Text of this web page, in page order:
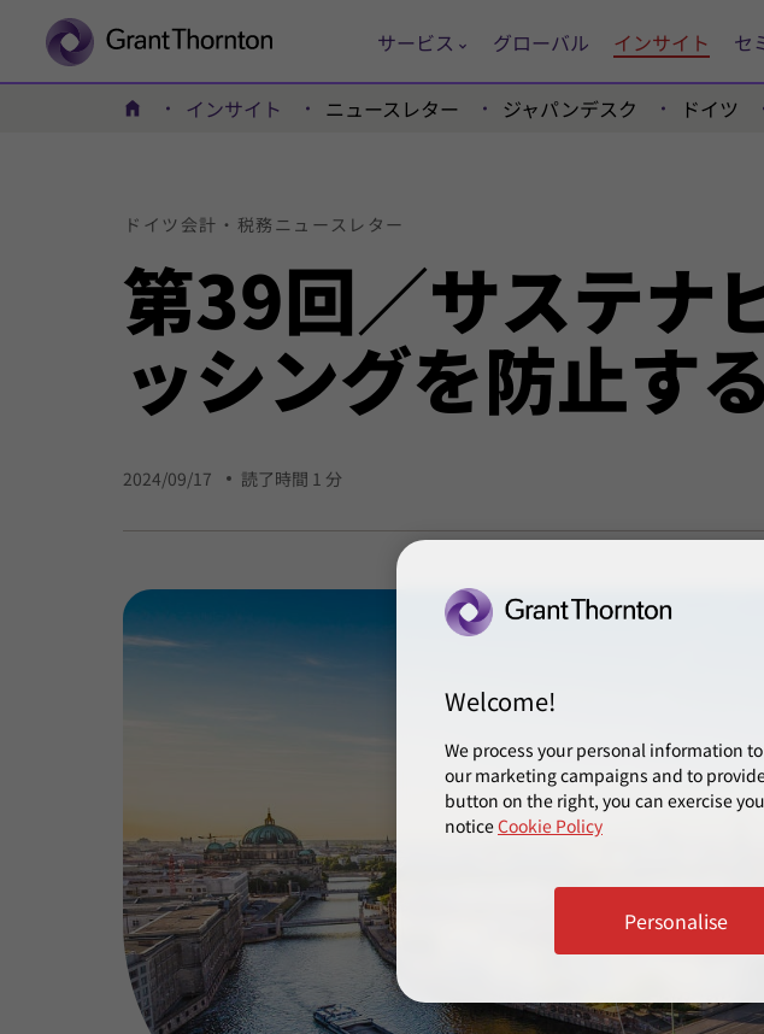
サービス グローバル インサイト セ
ホーム インサイト ニュースレター ジャパンデスク ドイツ
第39回／サステナ
ッシングを防止す
ドイツ 会計・ 税務 ニュース レター
2024/09/17 読了時間 1 分
Welcome!
We process your personal information
our marketing campaigns and to
button on the right, you can exercise
noticeCookie Policy
Personalise